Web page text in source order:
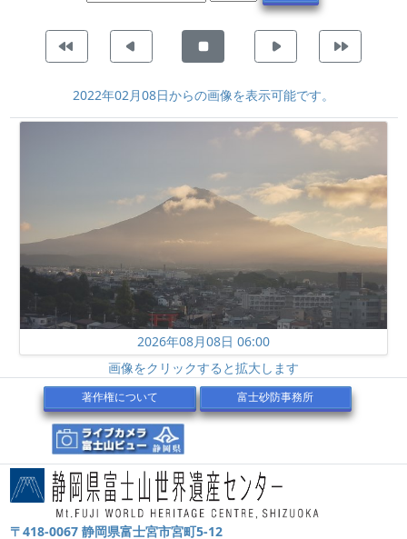
2022年02月08日からの画像を表示可能です。
2026年08月08日 06:00
画像をクリックすると拡大します
著作権について 富士砂防事務所
〒418-0067 静岡県富士宮市宮町5-12